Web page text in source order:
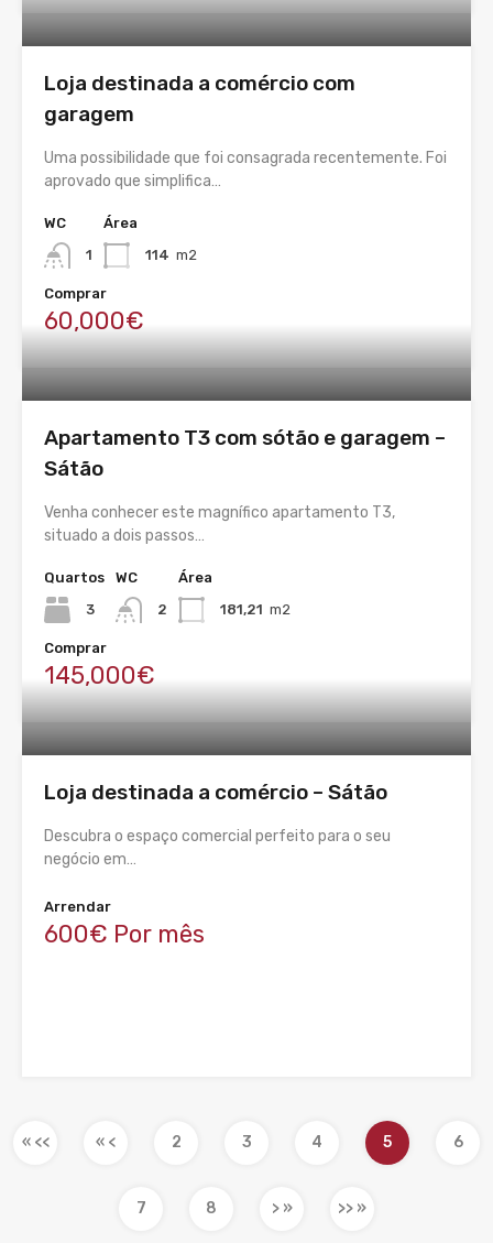
Loja destinada a comércio com
garagem
Uma possibilidade que foi consagrada recentemente. Foi
aprovado que simplifica…
WC
1
Área
114 m2
Comprar
60,000€
Apartamento T3 com sótão e garagem –
Sátão
Venha conhecer este magnífico apartamento T3,
situado a dois passos…
Quartos
3
WC
2
Área
181,21 m2
Comprar
145,000€
Loja destinada a comércio – Sátão
Descubra o espaço comercial perfeito para o seu
negócio em…
Arrendar
600€ Por mês
« << « < 2 3 4 5 6
7 8 > » >> »